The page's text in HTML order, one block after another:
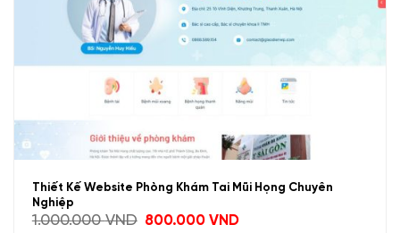
Thiết Kế Website Phòng Khám Tai Mũi Họng Chuyên
Nghiệp
1.000.000VND
Giá
800.000VNDGiá